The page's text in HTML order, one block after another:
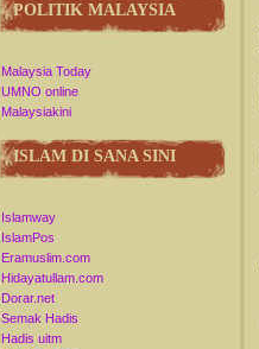
POLITIK MALAYSIA
Malaysia Today
UMNO online
Malaysiakini
ISLAM DI SANA SINI
Islamway
IslamPos
Eramuslim.com
Hidayatullam.com
Dorar.net
Semak Hadis
Hadis uitm